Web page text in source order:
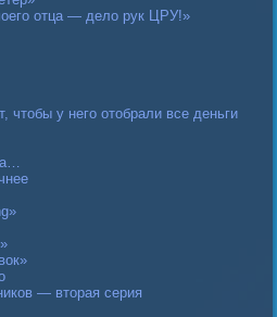
отца — дело рук ЦРУ!»
чтобы у него отобрали все деньги
— вторая серия